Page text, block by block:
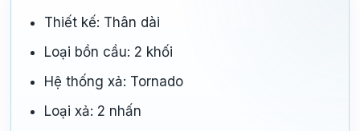
Thiết kế: Thân dài
Loại bồn cầu: 2 khối
Hệ thống xả: Tornado
Loại xả: 2 nhấn